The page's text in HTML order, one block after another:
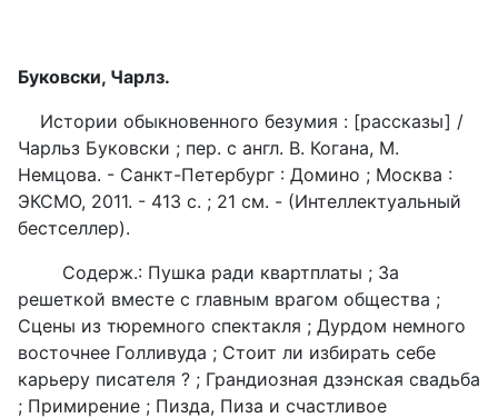
Буковски, Чарлз.
Истории обыкновенного безумия : [рассказы] /
Чарльз Буковски ; пер. с англ. В. Когана, М.
Немцова. - Санкт-Петербург : Домино ; Москва :
ЭКСМО, 2011. - 413 с. ; 21 см. - (Интеллектуальный
бестселлер).
Содерж.: Пушка ради квартплаты ; За
решеткой вместе с главным врагом общества ;
Сцены из тюремного спектакля ; Дурдом немного
восточнее Голливуда ; Стоит ли избирать себе
карьеру писателя ? ; Грандиозная дзэнская свадьба
; Примирение ; Пизда, Пиза и счастливое